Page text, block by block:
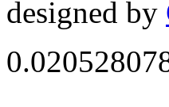
designed by